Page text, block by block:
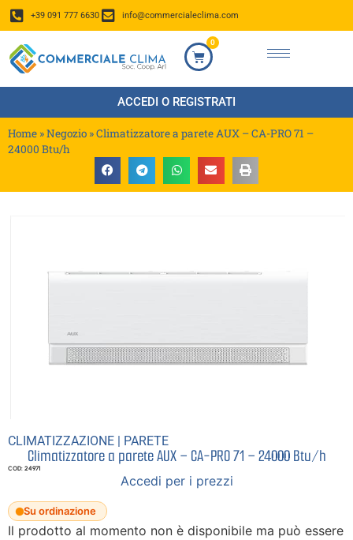
+39 091 777 6630 info@commercialeclima.com
0
ACCEDI O REGISTRATI
Home »Negozio »Climatizzatore a parete AUX – CA-PRO 71 –
24000 Btu/h
CLIMATIZZAZIONE | PARETE
Climatizzatore a parete AUX – CA-PRO 71 – 24000 Btu/h
COD: 24971
Accedi per i prezzi
Su ordinazione
Il prodotto al momento non è disponibile ma può essere